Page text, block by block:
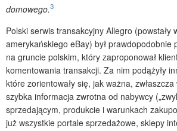
domowego.3
Polski serwis transakcyjny Allegro (powstały
amerykańskiego eBay) był prawdopodobnie
na gruncie polskim, który zaproponował
komentowania transakcji. Za nim podążyły
które zorientowały się, jak ważna,
szybka informacja zwrotna od nabywcy
sprzedającym, produkcie i warunkach
już wszystkie portale sprzedażowe, sklepy